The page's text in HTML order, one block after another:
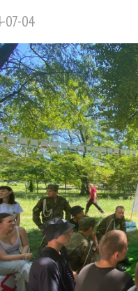
07-04